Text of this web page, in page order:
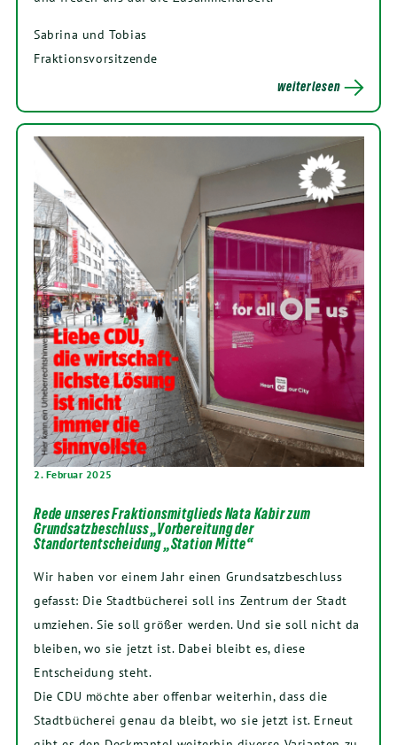
Sabrina und Tobias
Fraktionsvorsitzende
weiterlesen
2. Februar 2025
Rede unseres Fraktionsmitglieds Nata Kabir zum
Grundsatzbeschluss „Vorbereitung der
Standortentscheidung „Station Mitte“
Wir haben vor einem Jahr einen Grundsatzbeschluss
gefasst: Die Stadtbücherei soll ins Zentrum der Stadt
umziehen. Sie soll größer werden. Und sie soll nicht da
bleiben, wo sie jetzt ist. Dabei bleibt es, diese
Entscheidung steht.
Die CDU möchte aber offenbar weiterhin, dass die
Stadtbücherei genau da bleibt, wo sie jetzt ist. Erneut